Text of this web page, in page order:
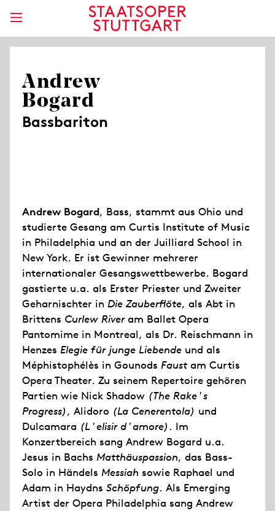
Andrew
Bogard
Bassbariton
Andrew Bogard, Bass, stammt aus Ohio und
studierte Gesang am Curtis Institute of Music
in Philadelphia und an der Juilliard School in
New York. Er ist Gewinner mehrerer
internationaler Gesangswettbewerbe. Bogard
gastierte u.a. als Erster Priester und Zweiter
Geharnischter in Die Zauberflöte, als Abt in
Brittens Curlew Riveram Ballet Opera
Pantomime in Montreal, als Dr. Reischmann in
Henzes Elegie für junge Liebende und als
Méphistophélès in Gounods Faustam Curtis
Opera Theater. Zu seinem Repertoire gehören
Partien wie Nick Shadow (The Rake's
Progress), Alidoro (La Cenerentola) und
Dulcamara (L'elisir d'amore) . Im
Konzertbereich sang Andrew Bogard u.a.
Jesus in Bachs Matthäuspassion, das Bass-
Solo in Händels Messiah sowie Raphael und
Adam in Haydns Schöpfung. Als Emerging
Artist der Opera Philadelphia sang Andrew